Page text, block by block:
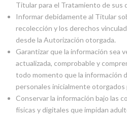
Titular para el Tratamiento de sus
Informar debidamente al Titular
recolección y los derechos
desde la Autorización otorgada.
Garantizar que la información sea
actualizada, comprobable y
todo momento que la información
personales inicialmente otorgados
Conservar la información bajo las
físicas y digitales que impidan